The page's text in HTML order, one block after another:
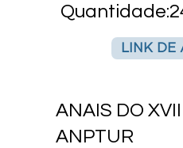
LINK DE
ANAIS DO
ANPTUR